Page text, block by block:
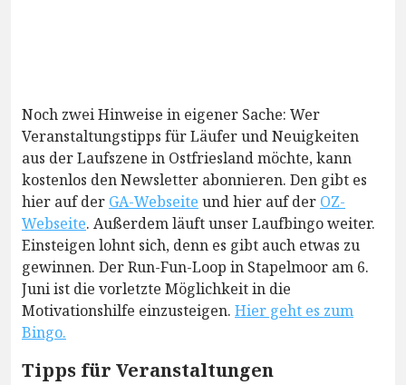
Noch zwei Hinweise in eigener Sache: Wer
Veranstaltungstipps für Läufer und Neuigkeiten
aus der Laufszene in Ostfriesland möchte, kann
kostenlos den Newsletter abonnieren. Den gibt es
hier auf der GA-Webseite und hier auf der OZ-
Webseite. Außerdem läuft unser Laufbingo weiter.
Einsteigen lohnt sich, denn es gibt auch etwas zu
gewinnen. Der Run-Fun-Loop in Stapelmoor am 6.
Juni ist die vorletzte Möglichkeit in die
Motivationshilfe einzusteigen. Hier geht es zum
Bingo.
Tipps für Veranstaltungen